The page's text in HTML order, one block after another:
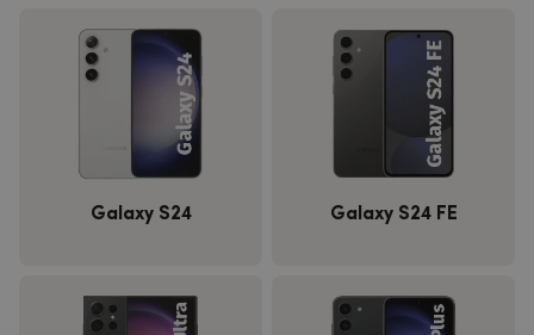
Galaxy S24 Galaxy S24 FE